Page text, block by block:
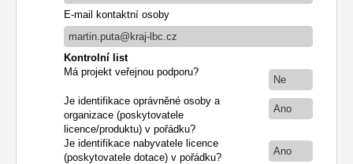
E-mail kontaktní osoby
martin.puta@kraj-lbc.cz
Kontrolní list
Má projekt veřejnou podporu?
Ne
Je identifikace oprávněné osoby a
organizace (poskytovatele
licence/produktu) v pořádku?
Ano
Je identifikace nabyvatele licence
(poskytovatele dotace) v pořádku?
Ano